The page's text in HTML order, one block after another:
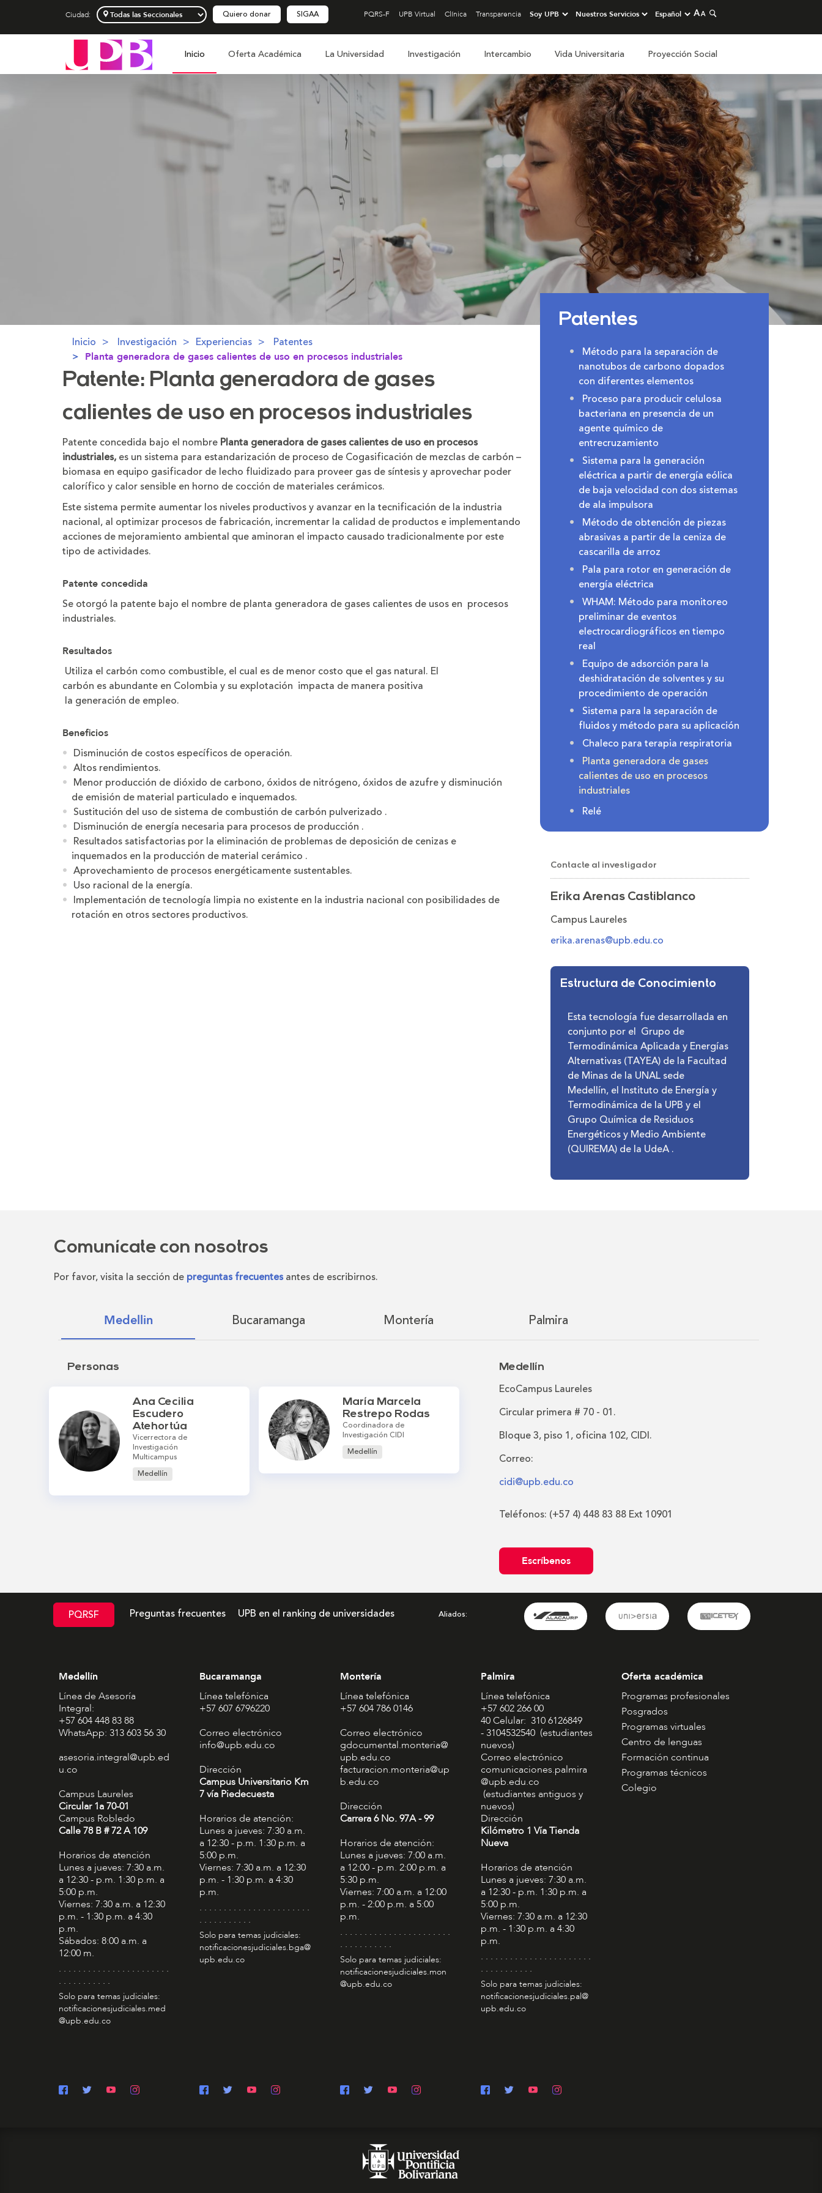
Ciudad: Quiero donar SIGAA PQRS-F UPB Virtual Clínica Transparencia
Inicio Oferta Académica La Universidad Investigación Intercambio Vida Universitaria Proyección Social
Patentes
Método para la separación de
nanotubos de carbono dopados
con diferentes elementos
Proceso para producir celulosa
bacteriana en presencia de un
agente químico de
entrecruzamiento
Sistema para la generación
eléctrica a partir de energía eólica
de baja velocidad con dos sistemas
de ala impulsora
Método de obtención de piezas
abrasivas a partir de la ceniza de
cascarilla de arroz
Pala para rotor en generación de
energía eléctrica
WHAM: Método para monitoreo
preliminar de eventos
electrocardiográficos en tiempo
real
Equipo de adsorción para la
deshidratación de solventes y su
procedimiento de operación
Sistema para la separación de
fluidos y método para su aplicación
Chaleco para terapia respiratoria
Planta generadora de gases
calientes de uso en procesos
industriales
Relé
Inicio Investigación Experiencias Patentes
Planta generadora de gases calientes de uso en procesos industriales
Patente: Planta generadora de gases
calientes de uso en procesos industriales
Patente concedida bajo el nombre Planta generadora de gases calientes de uso en procesos
industriales, es un sistema para estandarización de proceso de Cogasificación de mezclas de carbón –
biomasa en equipo gasificador de lecho fluidizado para proveer gas de síntesis y aprovechar poder
calorífico y calor sensible en horno de cocción de materiales cerámicos.
Este sistema permite aumentar los niveles productivos y avanzar en la tecnificación de la industria
nacional, al optimizar procesos de fabricación, incrementar la calidad de productos e implementando
acciones de mejoramiento ambiental que aminoran el impacto causado tradicionalmente por este
tipo de actividades.
Patente concedida
Se otorgó la patente bajo el nombre de planta generadora de gases calientes de usos en procesos
industriales.
Resultados
Utiliza el carbón como combustible, el cual es de menor costo que el gas natural. El
carbón es abundante en Colombia y su explotación impacta de manera positiva
la generación de empleo.
Beneficios
Disminución de costos específicos de operación.
Altos rendimientos.
Menor producción de dióxido de carbono, óxidos de nitrógeno, óxidos de azufre y disminución
de emisión de material particulado e inquemados.
Sustitución del uso de sistema de combustión de carbón pulverizado .
Disminución de energía necesaria para procesos de producción .
Resultados satisfactorias por la eliminación de problemas de deposición de cenizas e
inquemados en la producción de material cerámico .
Aprovechamiento de procesos energéticamente sustentables.
Uso racional de la energía.
Implementación de tecnología limpia no existente en la industria nacional con posibilidades de
rotación en otros sectores productivos.
Contacte al investigador
Erika Arenas Castiblanco
Campus Laureles
erika.arenas@upb.edu.co
Estructura de Conocimiento
Esta tecnología fue desarrollada en
conjunto por el Grupo de
Termodinámica Aplicada y Energías
Alternativas (TAYEA) de la Facultad
de Minas de la UNAL sede
Medellín, el Instituto de Energía y
Termodinámica de la UPB y el
Grupo Química de Residuos
Energéticos y Medio Ambiente
(QUIREMA) de la UdeA .
Comunícate con nosotros
Por favor, visita la sección de preguntas frecuentes antes de escribirnos.
Medellin Bucaramanga Montería Palmira
Personas
Ana Cecilia
Escudero
Atehortúa
Vicerrectora de
Investigación
Multicampus
Medellín
María Marcela
Restrepo Rodas
Coordinadora de
Investigación CIDI
Medellín
Medellín
EcoCampus Laureles
Circular primera # 70 - 01.
Bloque 3, piso 1, oficina 102, CIDI.
Correo:
cidi@upb.edu.co
Teléfonos: (+57 4) 448 83 88 Ext 10901
Escríbenos
PQRSF Preguntas frecuentes UPB en el ranking de universidades Aliados
Medellín
Línea de Asesoría
Integral:
+57 604 448 83 88
WhatsApp: 313 603 56 30
asesoria.integral@upb.ed
u.co
Campus Laureles
Circular 1a 70-01
Campus Robledo
Calle 78 B # 72 A 109
Horarios de atención
Lunes a jueves: 7:30 a.m.
a 12:30 - p.m. 1:30 p.m. a
5:00 p.m.
Viernes: 7:30 a.m. a 12:30
p.m. - 1:30 p.m. a 4:30
p.m.
Sábados: 8:00 a.m. a
12:00 m.
. . . . . . . . . . . . . . . . . . . . . . .
. . . . . . . . . . .
Solo para temas judiciales:
notificacionesjudiciales.med
@upb.edu.co
Bucaramanga
Línea telefónica
+57 607 6796220
Correo electrónico
info@upb.edu.co
Dirección
Campus Universitario Km
7 vía Piedecuesta
Horarios de atención:
Lunes a jueves: 7:30 a.m.
a 12:30 - p.m. 1:30 p.m. a
5:00 p.m.
Viernes: 7:30 a.m. a 12:30
p.m. - 1:30 p.m. a 4:30
p.m.
. . . . . . . . . . . . . . . . . . . . . . .
. . . . . . . . . . .
Solo para temas judiciales:
notificacionesjudiciales.bga@
upb.edu.co
Montería
Línea telefónica
+57 604 786 0146
Correo electrónico
gdocumental.monteria@
upb.edu.co
facturacion.monteria@up
b.edu.co
Dirección
Carrera 6 No. 97A - 99​
Horarios de atención:
Lunes a jueves: 7:00 a.m.
a 12:00 - p.m. 2:00 p.m. a
5:30 p.m.
Viernes: 7:00 a.m. a 12:00
p.m. - 2:00 p.m. a 5:00
p.m.
. . . . . . . . . . . . . . . . . . . . . . .
. . . . . . . . . . .
Solo para temas judiciales:
notificacionesjudiciales.mon
@upb.edu.co
Palmira
Línea telefónica
+57 602 266 00
40 Celular: 310 6126849
- 3104532540 (estudiantes
nuevos)
Correo electrónico
comunicaciones.palmira
@upb.edu.co
(estudiantes antiguos y
nuevos)
Dirección
Kilómetro 1 Vía Tienda
Nueva
Horarios de atención
Lunes a jueves: 7:30 a.m.
a 12:30 - p.m. 1:30 p.m. a
5:00 p.m.
Viernes: 7:30 a.m. a 12:30
p.m. - 1:30 p.m. a 4:30
p.m.
. . . . . . . . . . . . . . . . . . . . . . .
. . . . . . . . . . .
Solo para temas judiciales:
notificacionesjudiciales.pal@
upb.edu.co
Oferta académica
Programas profesionales
Posgrados
Programas virtuales
Centro de lenguas
Formación continua
Programas técnicos
Colegio